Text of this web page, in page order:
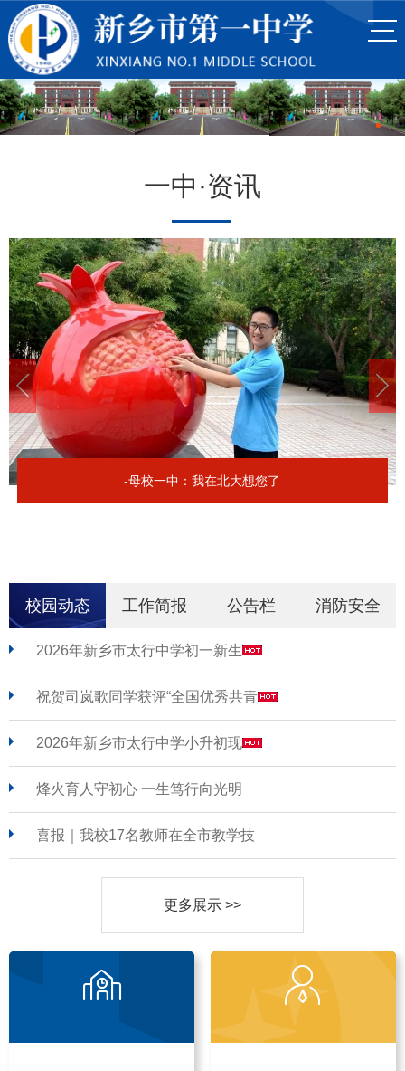
一中·资讯
-母校一中：我在北大想您了
校园动态 工作简报 公告栏 消防安全
2026年新乡市太行中学初一新生
祝贺司岚歌同学获评“全国优秀共青
2026年新乡市太行中学小升初现
烽火育人守初心 一生笃行向光明
喜报｜我校17名教师在全市教学技
更多展示 >>